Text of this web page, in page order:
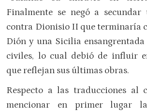
Finalmente se negó a secundar
contra Dionisio II que terminaría
Dión y una Sicilia ensangrentada
civiles, lo cual debió de influir
que reflejan sus últimas obras.
Respecto a las traducciones al
mencionar en primer lugar